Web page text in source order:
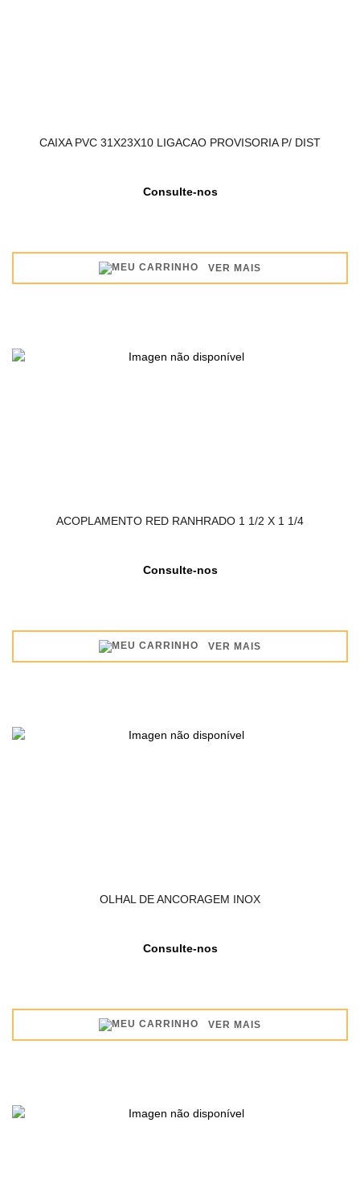
CAIXA PVC 31X23X10 LIGACAO PROVISORIA P/ DIST
Consulte-nos
VER MAIS
ACOPLAMENTO RED RANHRADO 1 1/2 X 1 1/4
Consulte-nos
VER MAIS
OLHAL DE ANCORAGEM INOX
Consulte-nos
VER MAIS